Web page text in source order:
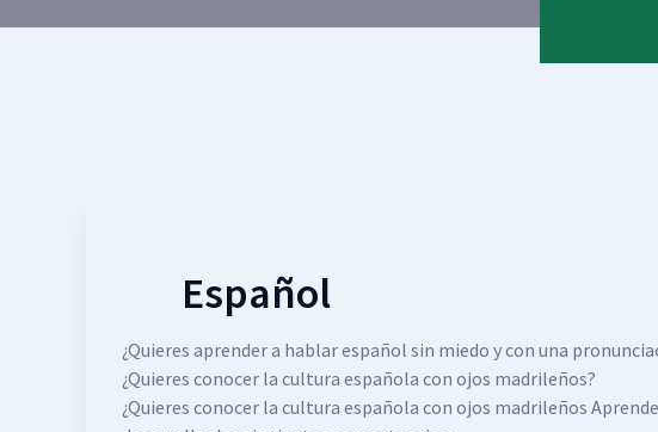
Español
¿Quieres aprender a hablar español sin miedo y con una
¿Quieres conocer la cultura española con ojos madrileños?
¿Quieres conocer la cultura española con ojos madrileños